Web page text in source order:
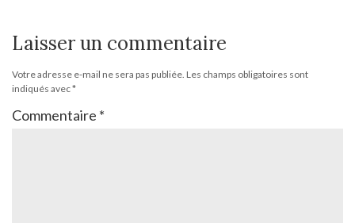
Laisser un commentaire
Votre adresse e-mail ne sera pas publiée. Les champs obligatoires sont
indiqués avec*
Commentaire *